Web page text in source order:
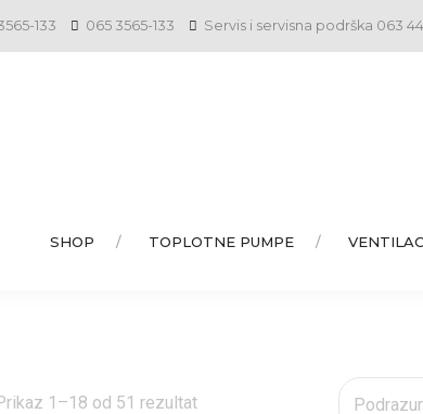
133 065 3565-133 Servis i servisna podrška 063
SHOP TOPLOTNE PUMPE
1–18 od 51 rezultat